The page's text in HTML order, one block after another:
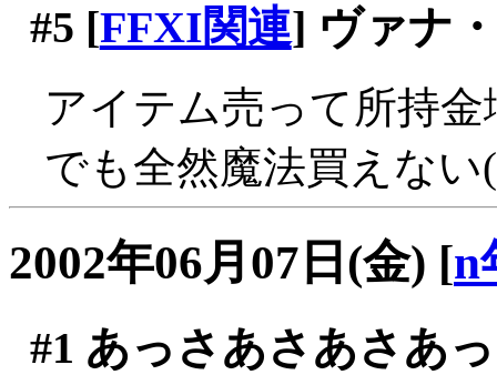
#5 [FFXI関連] ヴァナ
アイテム売って所持
でも全然魔法買えな
2002年06月07日(金) [n
#1 あっさあさあさあ